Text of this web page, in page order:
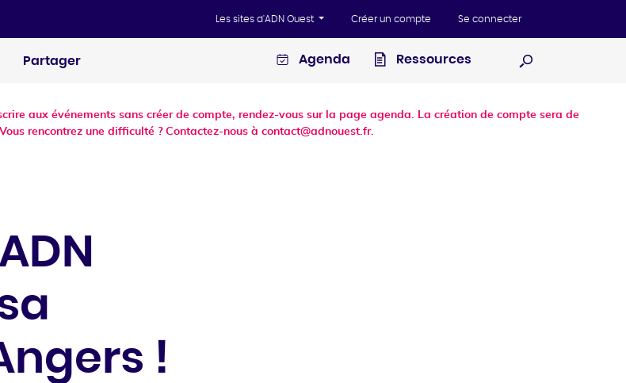
Les sites d'ADN Ouest Créer un compte Se connecter
Partager Agenda
Ressources
aux événements sans créer de compte, rendez-vous sur la page agenda. La création de compte sera de
rencontrez une difficulté ? Contactez-nous à contact@adnouest.fr.
!